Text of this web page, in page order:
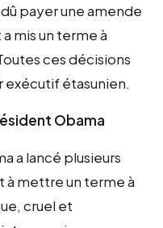
payer une amende
mis un terme à
ces décisions
exécutif étasunien.
Obama
a lancé plusieurs
à mettre un terme à
cruel et